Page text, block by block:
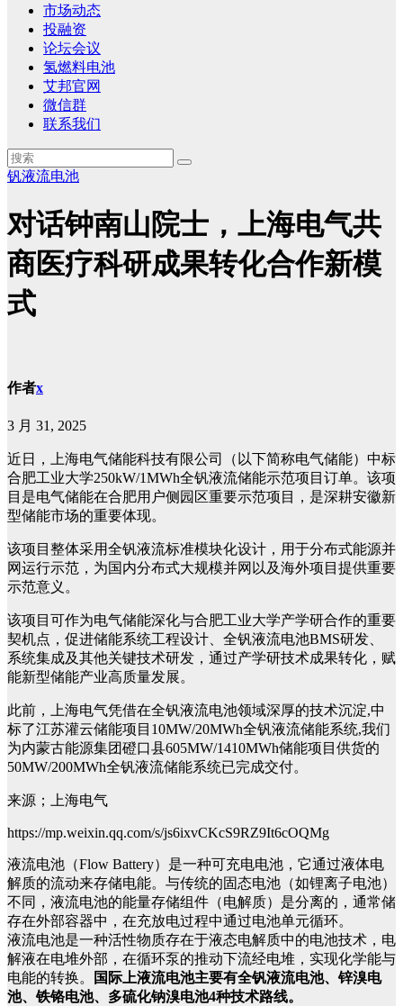
市场动态
投融资
论坛会议
氢燃料电池
艾邦官网
微信群
联系我们
钒液流电池
对话钟南山院士，上海电气共
商医疗科研成果转化合作新模
式
作者x
3 月 31, 2025
近日，上海电气储能科技有限公司（以下简称电气储能）中标
合肥工业大学250kW/1MWh全钒液流储能示范项目订单。该项
目是电气储能在合肥用户侧园区重要示范项目，是深耕安徽新
型储能市场的重要体现。
该项目整体采用全钒液流标准模块化设计，用于分布式能源并
网运行示范，为国内分布式大规模并网以及海外项目提供重要
示范意义。
该项目可作为电气储能深化与合肥工业大学产学研合作的重要
契机点，促进储能系统工程设计、全钒液流电池BMS研发、
系统集成及其他关键技术研发，通过产学研技术成果转化，赋
能新型储能产业高质量发展。
此前，上海电气凭借在全钒液流电池领域深厚的技术沉淀,中
标了江苏灌云储能项目10MW/20MWh全钒液流储能系统,我们
为内蒙古能源集团磴口县605MW/1410MWh储能项目供货的
50MW/200MWh全钒液流储能系统已完成交付。
来源；上海电气
https://mp.weixin.qq.com/s/js6ixvCKcS9RZ9It6cOQMg
液流电池（Flow Battery）是一种可充电电池，它通过液体电
解质的流动来存储电能。与传统的固态电池（如锂离子电池）
不同，液流电池的能量存储组件（电解质）是分离的，通常储
存在外部容器中，在充放电过程中通过电池单元循环。
液流电池是一种活性物质存在于液态电解质中的电池技术，电
解液在电堆外部，在循环泵的推动下流经电堆，实现化学能与
电能的转换。
国际上液流电池主要有全钒液流电池、锌溴电
池、铁铬电池、多硫化钠溴电池4种技术路线。